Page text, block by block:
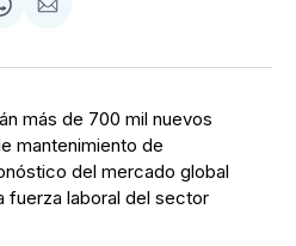
Compartir
Email
más de 700 mil nuevos
mantenimiento de
del mercado global
fuerza laboral del sector